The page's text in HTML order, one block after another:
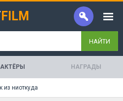
FILM
НАЙТИ
АКТЁРЫ НАГРАДЫ
из ниоткуда